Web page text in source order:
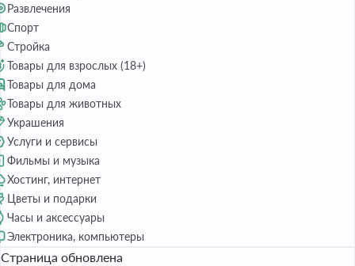
Развлечения
Спорт
Стройка
Товары для взрослых (18+)
Товары для дома
Товары для животных
Украшения
Услуги и сервисы
Фильмы и музыка
Хостинг, интернет
Цветы и подарки
Часы и аксессуары
Электроника, компьютеры
Страница обновлена